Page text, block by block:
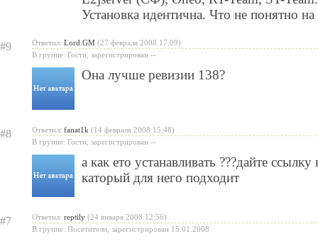
Установка идентична. Что не понятно
#9 Ответил: Lord.GM (27 февраля 2008 17:09)
В группе: Гости, зарегистрирован --
Она лучше ревизии 138?
#8 Ответил: fanat1k (14 февраля 2008 15:48)
В группе: Гости, зарегистрирован --
а как ето устанавливать ???дайте
каторый для него подходит
#7 Ответил: reptily (24 января 2008 12:56)
В группе: Посетители, зарегистрирован 15.01.2008